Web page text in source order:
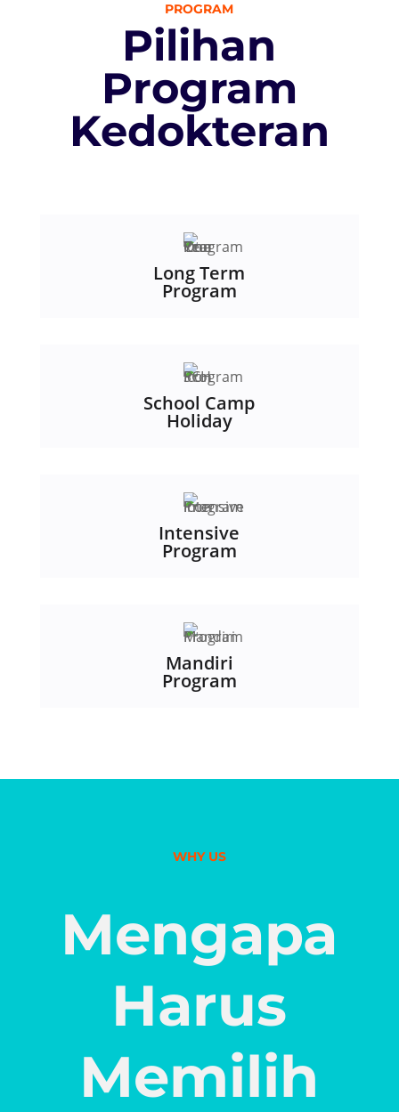
PROGRAM
Pilihan
Program
Kedokteran
Long Term
Program
School Camp
Holiday
Intensive
Program
Mandiri
Program
WHY US
Mengapa
Harus
Memilih